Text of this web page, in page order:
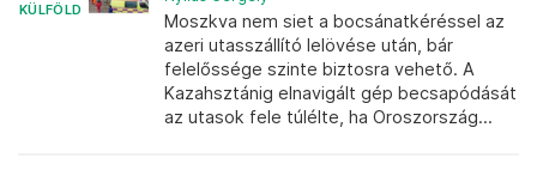
KÜLFÖLD
Moszkva nem siet a bocsánatkéréssel az
azeri utasszállító lelövése után, bár
felelőssége szinte biztosra vehető. A
Kazahsztánig elnavigált gép becsapódását
az utasok fele túlélte, ha Oroszország...